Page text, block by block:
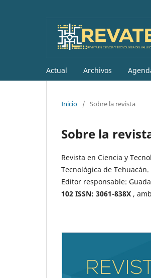
Actual Archivos
Inicio / Sobre la revista
Sobre la
Revista en Ciencia y
Tecnológica de
Editor responsable:
102 ISSN: 3061-838X ,